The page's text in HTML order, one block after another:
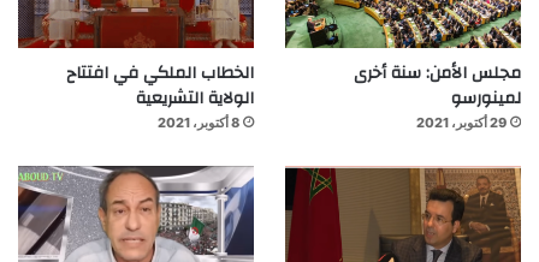
مجلس الأمن: سنة أخرى
لمينورسو
29 أكتوبر، 2021
الخطاب الملكي في افتتاح
الولاية التشريعية
8 أكتوبر، 2021